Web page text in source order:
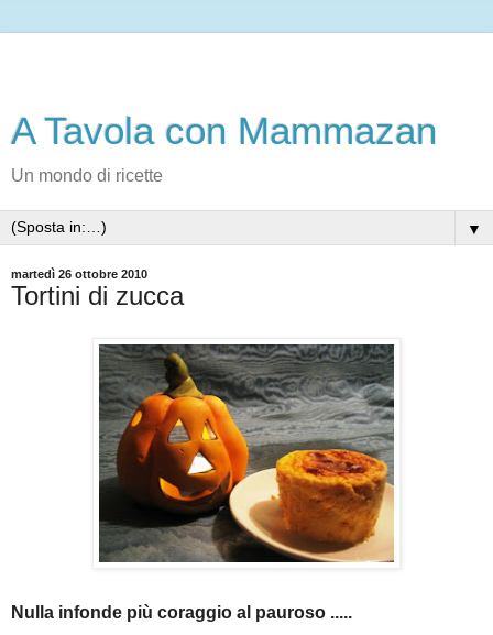
A Tavola con Mammazan
Un mondo di ricette
▼
martedì 26 ottobre 2010
Tortini di zucca
Nulla infonde più coraggio al pauroso .....